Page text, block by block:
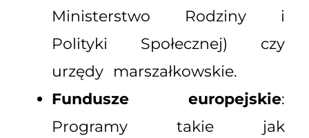
Ministerstwo Rodziny i
Polityki Społecznej) czy
urzędy marszałkowskie.
Fundusze europejskie:
Programy takie jak